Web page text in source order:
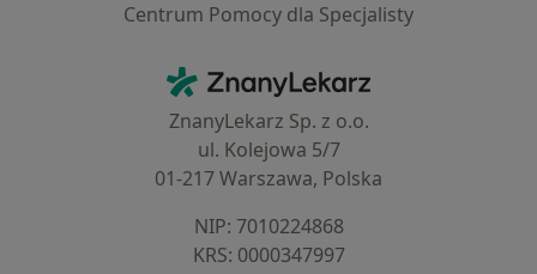
Centrum Pomocy dla Specjalisty
ZnanyLekarz - Strona główna
ZnanyLekarz Sp. z o.o.
ul. Kolejowa 5/7
01-217 Warszawa, Polska
NIP: ⁠7010224868
KRS: ⁠0000347997